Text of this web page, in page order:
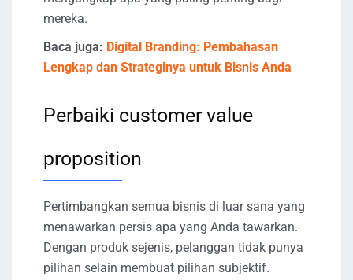
mereka.
Baca juga: Digital Branding: Pembahasan
Lengkap dan Strateginya untuk Bisnis Anda
Perbaiki customer value
proposition
Pertimbangkan semua bisnis di luar sana yang
menawarkan persis apa yang Anda tawarkan.
Dengan produk sejenis, pelanggan tidak punya
pilihan selain membuat pilihan subjektif.